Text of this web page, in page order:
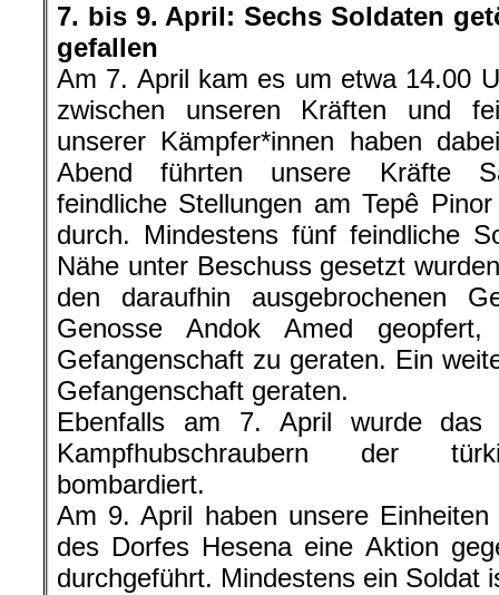
7. bis 9. April: Sechs Soldaten
gefallen
Am 7. April kam es um etwa 14.00
zwischen unseren Kräften und
unserer Kämpfer*innen haben
Abend führten unsere Kräfte
feindliche Stellungen am Tepê
durch. Mindestens fünf feindliche
Nähe unter Beschuss gesetzt
den daraufhin ausgebrochenen
Genosse Andok Amed
Gefangenschaft zu geraten. Ein
Gefangenschaft geraten.
Ebenfalls am 7. April wurde das
Kampfhubschraubern der
bombardiert.
Am 9. April haben unsere
des Dorfes Hesena eine Aktion
durchgeführt. Mindestens ein Soldat